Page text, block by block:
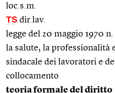
loc.s.m.
TS dir.lav.
legge del 20 maggio 1970
la salute, la professionalità
sindacale dei lavoratori e
collocamento
teoria formale del diritto